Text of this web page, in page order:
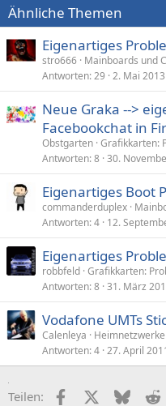
Ähnliche Themen
Eigenartiges
stro666 Mainboards und
Antworten 29 2. Mai 2013
Neue Graka -->
Facebookchat in
Obstgarten Grafikkarten:
Antworten 8 30.
Eigenartiges Boot
commanderduplex
Antworten 4 12.
Eigenartiges
robbfeld Grafikkarten:
Antworten 8 31. März
Vodafone UMTs
Calenleya
Antworten 4 27. April
Teilen: FacebookX (Twitter)
Bluesky